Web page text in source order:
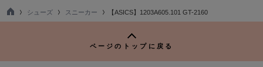
ナウンス
TO
シューズ スニーカー 【ASICS】1203A605.101 GT-2160
ページのトップに戻る